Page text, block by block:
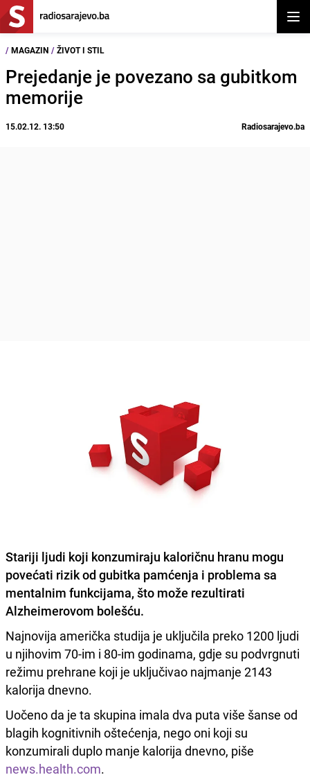
/ MAGAZIN / ŽIVOT I STIL
Prejedanje je povezano sa gubitkom
memorije
15.02.12. 13:50 Radiosarajevo.ba
Stariji ljudi koji konzumiraju kaloričnu hranu mogu
povećati rizik od gubitka pamćenja i problema sa
mentalnim funkcijama, što može rezultirati
Alzheimerovom bolešću.
Najnovija američka studija je uključila preko 1200 ljudi
u njihovim 70-im i 80-im godinama, gdje su podvrgnuti
režimu prehrane koji je uključivao najmanje 2143
kalorija dnevno.
Uočeno da je ta skupina imala dva puta više šanse od
blagih kognitivnih oštećenja, nego oni koji su
konzumirali duplo manje kalorija dnevno, piše
news.health.com.